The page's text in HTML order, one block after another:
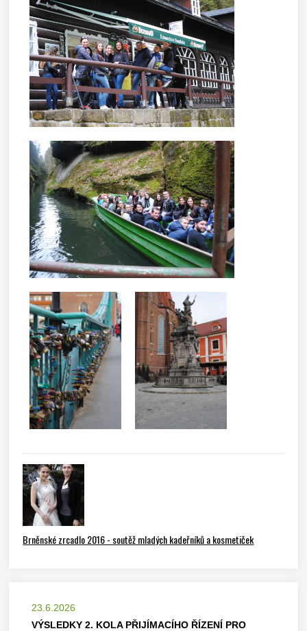
Brněnské zrcadlo 2016 - soutěž mladých kadeřníků a kosmetiček
23.6.2026
VÝSLEDKY 2. KOLA PŘIJÍMACÍHO ŘÍZENÍ PRO